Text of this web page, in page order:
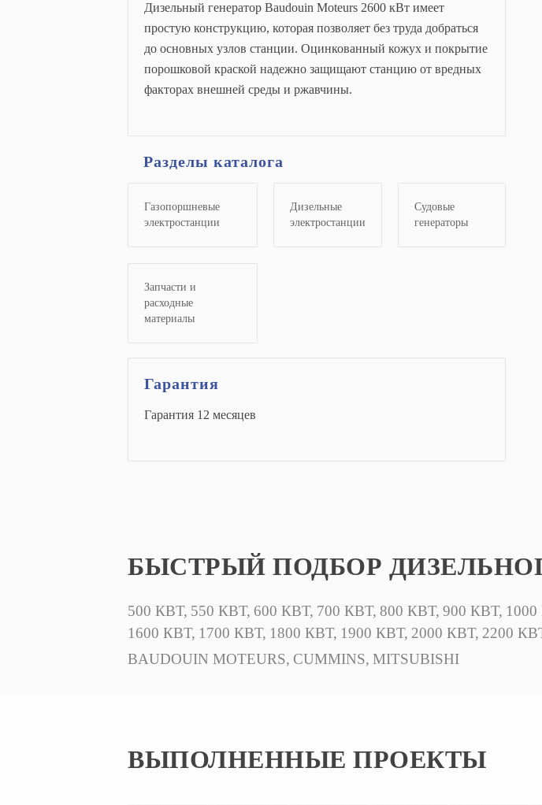
Дизельный генератор Baudouin Moteurs 2600 кВт имеет
простую конструкцию, которая позволяет без труда добраться
до основных узлов станции. Оцинкованный кожух и покрытие
порошковой краской надежно защищают станцию от вредных
факторах внешней среды и ржавчины.
Разделы каталога
Газопоршневые
электростанции
Дизельные
электростанции
Судовые
генераторы
Запчасти и
расходные
материалы
Гарантия
Гарантия 12 месяцев
БЫСТРЫЙ ПОДБОР
500 КВТ, 550 КВТ, 600 КВТ, 700 КВТ, 800 КВТ, 900 КВТ,
1600 КВТ, 1700 КВТ, 1800 КВТ, 1900 КВТ, 2000 КВТ, 2200
BAUDOUIN MOTEURS, CUMMINS, MITSUBISHI
ВЫПОЛНЕННЫЕ ПРОЕКТЫ